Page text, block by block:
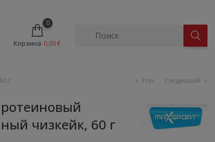
0
Корзина 0,00 €
г chevron_left Prev Следующий chevron_right
чизкейк, 60 г